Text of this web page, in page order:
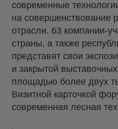
современные
на совершенствование
отрасли. 63 компании-
страны, а также
представят свои
и закрытой
площадью более двух
Визитной карточкой
современная лесная